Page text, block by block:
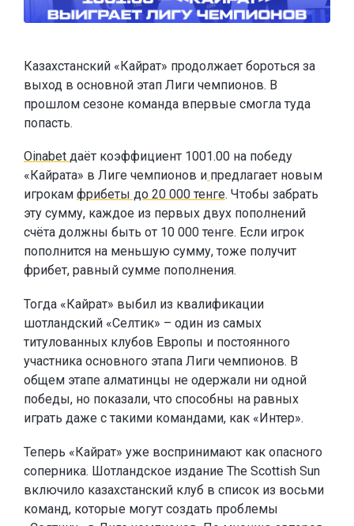
Казахстанский «Кайрат» продолжает бороться за
выход в основной этап Лиги чемпионов. В
прошлом сезоне команда впервые смогла туда
попасть.
Oinabet даёт коэффициент 1001.00 на победу
«Кайрата» в Лиге чемпионов и предлагает новым
игрокам фрибеты до 20 000 тенге. Чтобы забрать
эту сумму, каждое из первых двух пополнений
счёта должны быть от 10 000 тенге. Если игрок
пополнится на меньшую сумму, тоже получит
фрибет, равный сумме пополнения.
Тогда «Кайрат» выбил из квалификации
шотландский «Селтик» – один из самых
титулованных клубов Европы и постоянного
участника основного этапа Лиги чемпионов. В
общем этапе алматинцы не одержали ни одной
победы, но показали, что способны на равных
играть даже с такими командами, как «Интер».
Теперь «Кайрат» уже воспринимают как опасного
соперника. Шотландское издание The Scottish Sun
включило казахстанский клуб в список из восьми
команд, которые могут создать проблемы